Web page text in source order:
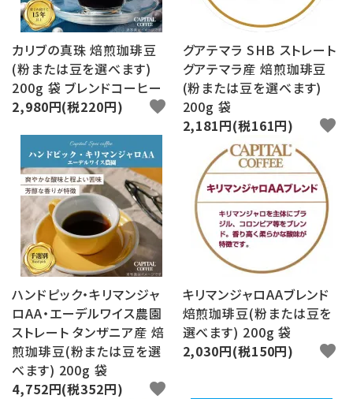
カリブの真珠 焙煎珈琲豆
(粉または豆を選べます)
200g 袋 ブレンドコーヒー
2,980円(税220円)
favorite
グアテマラ SHB ストレート
グアテマラ産 焙煎珈琲豆
(粉または豆を選べます)
200g 袋
2,181円(税161円)
favorite
ハンドピック・キリマンジャ
ロAA・エーデルワイス農園
ストレート タンザニア産 焙
煎珈琲豆(粉または豆を選
べます) 200g 袋
4,752円(税352円)
favorite
キリマンジャロAAブレンド
焙煎珈琲豆(粉または豆を
選べます) 200g 袋
2,030円(税150円)
favorite